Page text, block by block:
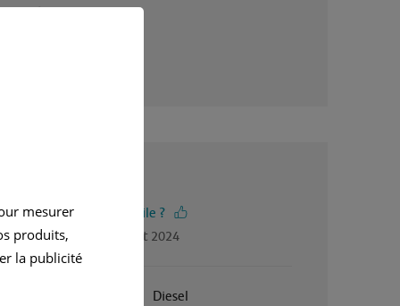
révision chère
vous trouvé cet avis utile ?
par Philippe, en juillet 2024
Diesel
mesurer
produits,
la publicité